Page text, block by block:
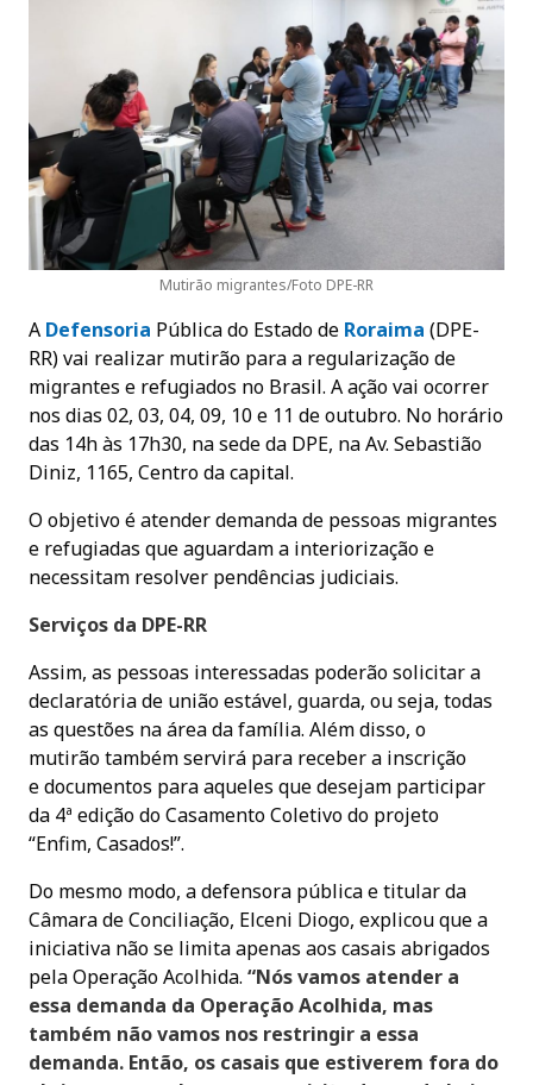
Mutirão migrantes/Foto DPE-RR
A Defensoria Pública do Estado de Roraima (DPE-
RR) vai realizar mutirão para a regularização de
migrantes e refugiados no Brasil. A ação vai ocorrer
nos dias 02, 03, 04, 09, 10 e 11 de outubro. No horário
das 14h às 17h30, na sede da DPE, na Av. Sebastião
Diniz, 1165, Centro da capital.
O objetivo é atender demanda de pessoas migrantes
e refugiadas que aguardam a interiorização e
necessitam resolver pendências judiciais.
Serviços da DPE-RR
Assim, as pessoas interessadas poderão solicitar a
declaratória de união estável, guarda, ou seja, todas
as questões na área da família. Além disso, o
mutirão também servirá para receber a inscrição
e documentos para aqueles que desejam participar
da 4ª edição do Casamento Coletivo do projeto
“Enfim, Casados!”.
Do mesmo modo, a defensora pública e titular da
Câmara de Conciliação, Elceni Diogo, explicou que a
iniciativa não se limita apenas aos casais abrigados
pela Operação Acolhida. “Nós vamos atender a
essa demanda da Operação Acolhida, mas
também não vamos nos restringir a essa
demanda. Então, os casais que estiverem fora do